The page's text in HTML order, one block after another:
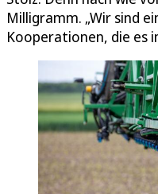
Milligramm. „Wir sind
Kooperationen, die es